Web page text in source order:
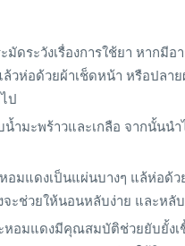
ดระวังเรื่องการใช้ยา หากมีอ
ห่อด้วยผ้าเช็ดหน้า หรือปลาย
ป
ำมะพร้าวและเกลือ จากนั้นนำ
มแดงเป็นแผ่นบางๆ แล้ห่อด้ว
จะช่วยให้นอนหลับง่าย และหลั
หอมแดงมีคุณสมบัติช่วยยับยั้งเ